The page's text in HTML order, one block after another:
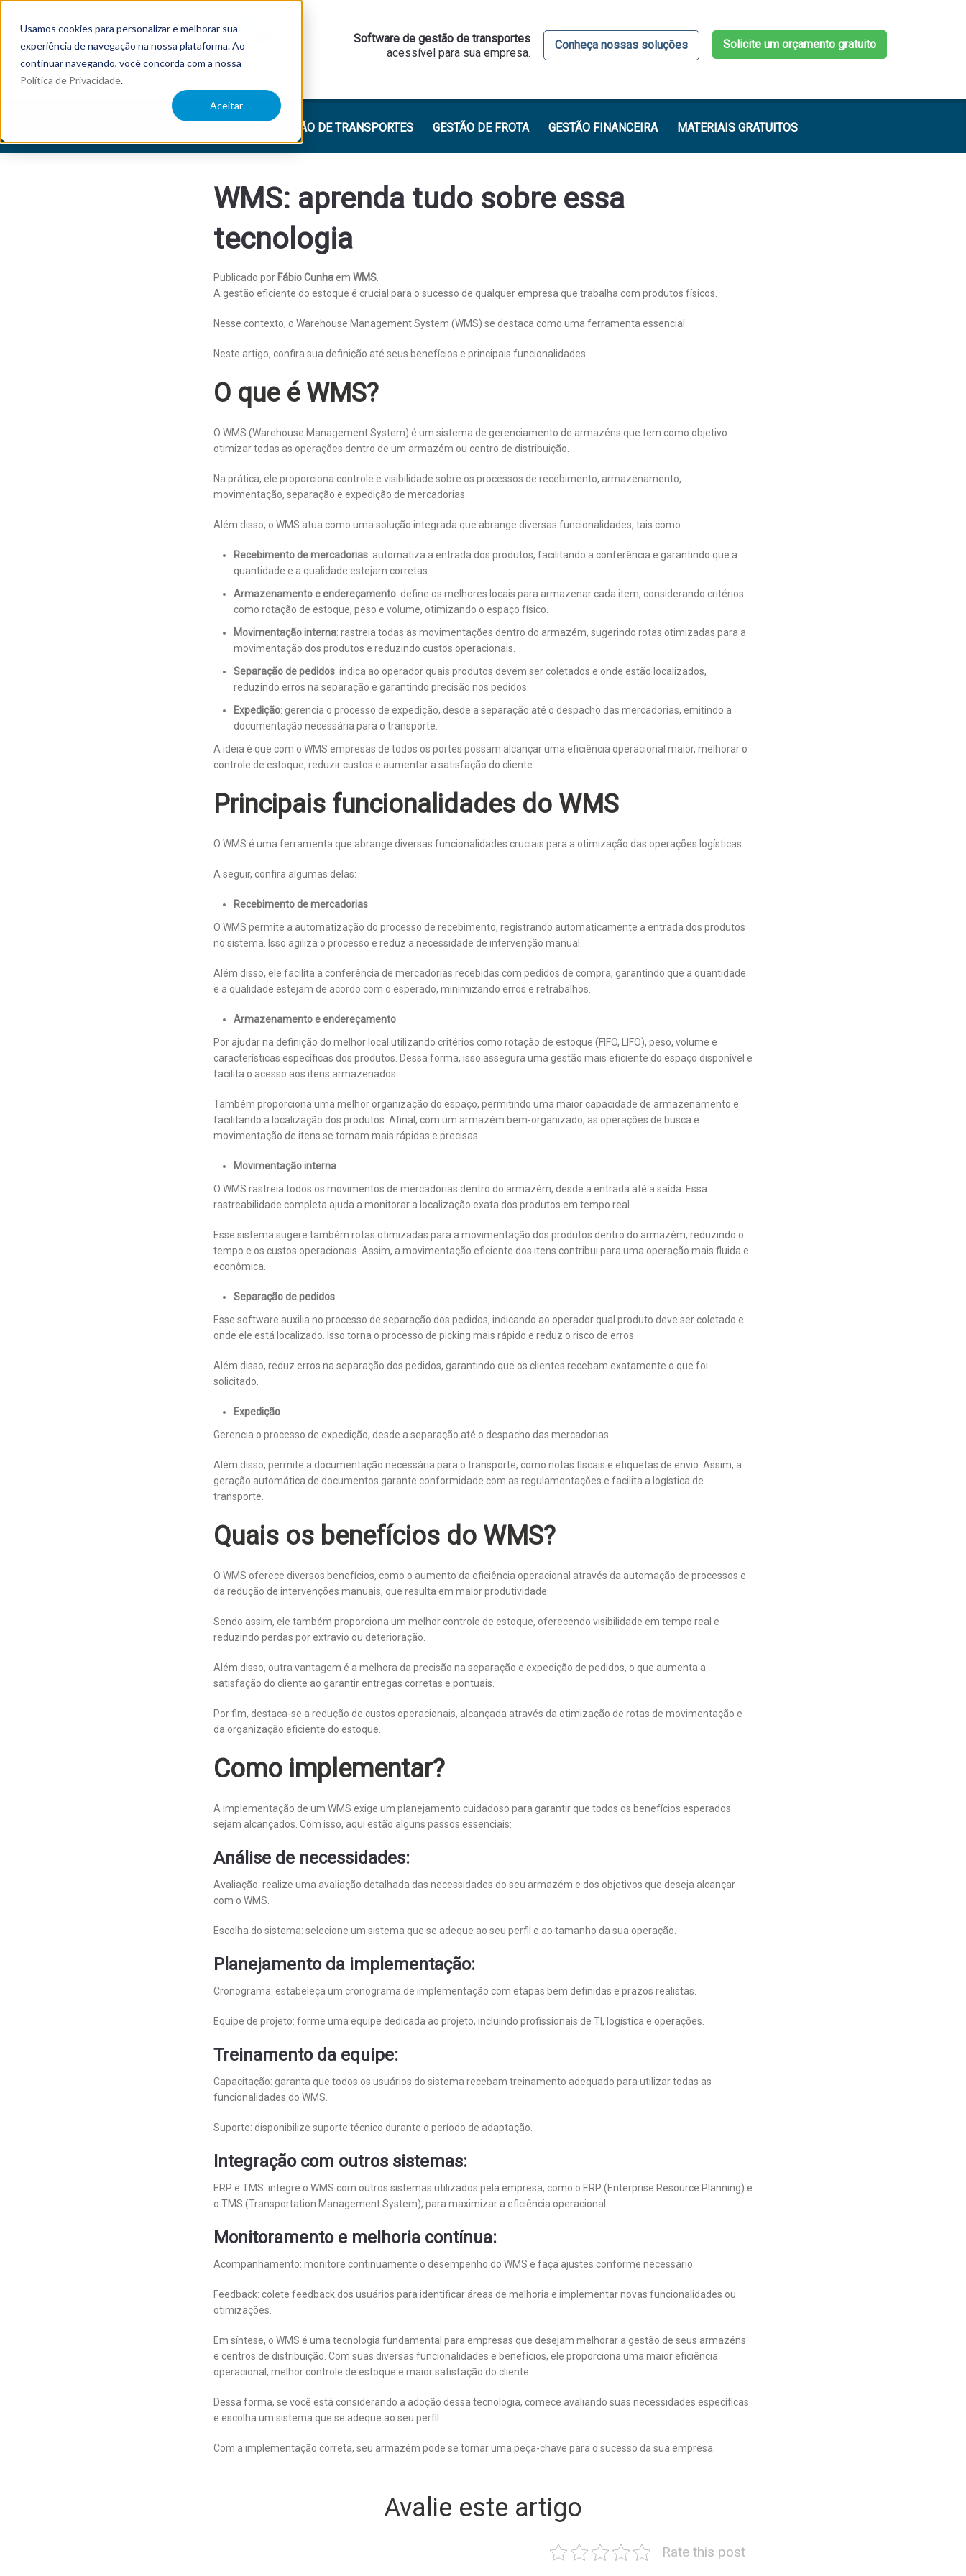
Usamos cookies para personalizar e melhorar sua
experiência de navegação na nossa plataforma. Ao
continuar navegando, você concorda com a nossa
Política de Privacidade.
Aceitar
Software de gestão de transportes
acessível para sua empresa.
Conheça nossas soluções Solicite um orçamento gratuito
GESTÃO DE TRANSPORTES GESTÃO DE FROTA GESTÃO FINANCEIRA MATERIAIS GRATUITOS
WMS: aprenda tudo sobre essa
tecnologia
Publicado por Fábio Cunhaem WMS.
A gestão eficiente do estoque é crucial para o sucesso de qualquer empresa que trabalha com produtos físicos.
Nesse contexto, o Warehouse Management System (WMS) se destaca como uma ferramenta essencial.
Neste artigo, confira sua definição até seus benefícios e principais funcionalidades.
O que é WMS?
O WMS (Warehouse Management System) é um sistema de gerenciamento de armazéns que tem como objetivo
otimizar todas as operações dentro de um armazém ou centro de distribuição.
Na prática, ele proporciona controle e visibilidade sobre os processos de recebimento, armazenamento,
movimentação, separação e expedição de mercadorias.
Além disso, o WMS atua como uma solução integrada que abrange diversas funcionalidades, tais como:
Recebimento de mercadorias: automatiza a entrada dos produtos, facilitando a conferência e garantindo que a
quantidade e a qualidade estejam corretas.
Armazenamento e endereçamento: define os melhores locais para armazenar cada item, considerando critérios
como rotação de estoque, peso e volume, otimizando o espaço físico.
Movimentação interna: rastreia todas as movimentações dentro do armazém, sugerindo rotas otimizadas para a
movimentação dos produtos e reduzindo custos operacionais.
Separação de pedidos: indica ao operador quais produtos devem ser coletados e onde estão localizados,
reduzindo erros na separação e garantindo precisão nos pedidos.
Expedição: gerencia o processo de expedição, desde a separação até o despacho das mercadorias, emitindo a
documentação necessária para o transporte.
A ideia é que com o WMS empresas de todos os portes possam alcançar uma eficiência operacional maior, melhorar o
controle de estoque, reduzir custos e aumentar a satisfação do cliente.
Principais funcionalidades do WMS
O WMS é uma ferramenta que abrange diversas funcionalidades cruciais para a otimização das operações logísticas.
A seguir, confira algumas delas:
Recebimento de mercadorias
O WMS permite a automatização do processo de recebimento, registrando automaticamente a entrada dos produtos
no sistema. Isso agiliza o processo e reduz a necessidade de intervenção manual.
Além disso, ele facilita a conferência de mercadorias recebidas com pedidos de compra, garantindo que a quantidade
e a qualidade estejam de acordo com o esperado, minimizando erros e retrabalhos.
Armazenamento e endereçamento
Por ajudar na definição do melhor local utilizando critérios como rotação de estoque (FIFO, LIFO), peso, volume e
características específicas dos produtos. Dessa forma, isso assegura uma gestão mais eficiente do espaço disponível e
facilita o acesso aos itens armazenados.
Também proporciona uma melhor organização do espaço, permitindo uma maior capacidade de armazenamento e
facilitando a localização dos produtos. Afinal, com um armazém bem-organizado, as operações de busca e
movimentação de itens se tornam mais rápidas e precisas.
Movimentação interna
O WMS rastreia todos os movimentos de mercadorias dentro do armazém, desde a entrada até a saída. Essa
rastreabilidade completa ajuda a monitorar a localização exata dos produtos em tempo real.
Esse sistema sugere também rotas otimizadas para a movimentação dos produtos dentro do armazém, reduzindo o
tempo e os custos operacionais. Assim, a movimentação eficiente dos itens contribui para uma operação mais fluida e
econômica.
Separação de pedidos
Esse software auxilia no processo de separação dos pedidos, indicando ao operador qual produto deve ser coletado e
onde ele está localizado. Isso torna o processo de picking mais rápido e reduz o risco de erros
Além disso, reduz erros na separação dos pedidos, garantindo que os clientes recebam exatamente o que foi
solicitado.
Expedição
Gerencia o processo de expedição, desde a separação até o despacho das mercadorias.
Além disso, permite a documentação necessária para o transporte, como notas fiscais e etiquetas de envio. Assim, a
geração automática de documentos garante conformidade com as regulamentações e facilita a logística de
transporte.
Quais os benefícios do WMS?
O WMS oferece diversos benefícios, como o aumento da eficiência operacional através da automação de processos e
da redução de intervenções manuais, que resulta em maior produtividade.
Sendo assim, ele também proporciona um melhor controle de estoque, oferecendo visibilidade em tempo real e
reduzindo perdas por extravio ou deterioração.
Além disso, outra vantagem é a melhora da precisão na separação e expedição de pedidos, o que aumenta a
satisfação do cliente ao garantir entregas corretas e pontuais.
Por fim, destaca-se a redução de custos operacionais, alcançada através da otimização de rotas de movimentação e
da organização eficiente do estoque.
Como implementar?
A implementação de um WMS exige um planejamento cuidadoso para garantir que todos os benefícios esperados
sejam alcançados. Com isso, aqui estão alguns passos essenciais:
Análise de necessidades:
Avaliação: realize uma avaliação detalhada das necessidades do seu armazém e dos objetivos que deseja alcançar
com o WMS.
Escolha do sistema: selecione um sistema que se adeque ao seu perfil e ao tamanho da sua operação.
Planejamento da implementação:
Cronograma: estabeleça um cronograma de implementação com etapas bem definidas e prazos realistas.
Equipe de projeto: forme uma equipe dedicada ao projeto, incluindo profissionais de TI, logística e operações.
Treinamento da equipe:
Capacitação: garanta que todos os usuários do sistema recebam treinamento adequado para utilizar todas as
funcionalidades do WMS.
Suporte: disponibilize suporte técnico durante o período de adaptação.
Integração com outros sistemas:
ERP e TMS: integre o WMS com outros sistemas utilizados pela empresa, como o ERP (Enterprise Resource Planning) e
o TMS (Transportation Management System), para maximizar a eficiência operacional.
Monitoramento e melhoria contínua:
Acompanhamento: monitore continuamente o desempenho do WMS e faça ajustes conforme necessário.
Feedback: colete feedback dos usuários para identificar áreas de melhoria e implementar novas funcionalidades ou
otimizações.
Em síntese, o WMS é uma tecnologia fundamental para empresas que desejam melhorar a gestão de seus armazéns
e centros de distribuição. Com suas diversas funcionalidades e benefícios, ele proporciona uma maior eficiência
operacional, melhor controle de estoque e maior satisfação do cliente.
Dessa forma, se você está considerando a adoção dessa tecnologia, comece avaliando suas necessidades específicas
e escolha um sistema que se adeque ao seu perfil.
Com a implementação correta, seu armazém pode se tornar uma peça-chave para o sucesso da sua empresa.
Avalie este artigo
Rate this post